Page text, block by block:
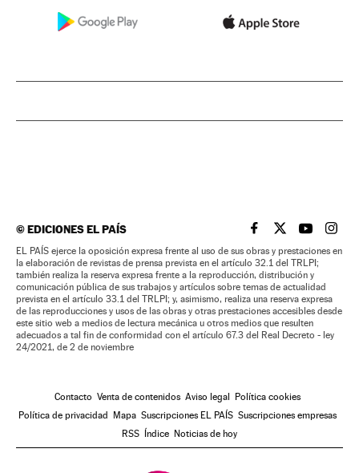
©EDICIONES EL PAÍS EL PAÍS BRASIL EN
EL PAÍSEL PAÍS
EL
EL PAÍS ejerce la oposición expresa frente al uso de sus obras y prestaciones en
la elaboración de revistas de prensa prevista en el artículo 32.1 del TRLPI;
también realiza la reserva expresa frente a la reproducción, distribución y
comunicación pública de sus trabajos y artículos sobre temas de actualidad
prevista en el artículo 33.1 del TRLPI; y, asimismo, realiza una reserva expresa
de las reproducciones y usos de las obras y otras prestaciones accesibles desde
este sitio web a medios de lectura mecánica u otros medios que resulten
adecuados a tal fin de conformidad con el artículo 67.3 del Real Decreto - ley
24/2021, de 2 de noviembre
Contacto Venta de contenidos Aviso legal Política cookies
Política de privacidad Mapa Suscripciones EL PAÍS Suscripciones empresas
RSS Índice Noticias de hoy